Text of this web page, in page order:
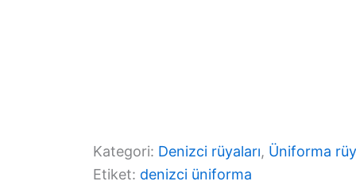
Kategori: Denizci rüyaları, Üniforma
Etiket: denizci üniforma